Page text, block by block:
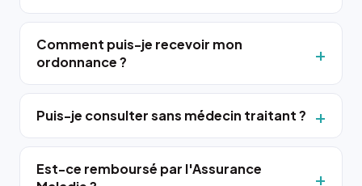
Comment puis-je recevoir mon
ordonnance ?
Puis-je consulter sans médecin traitant ?
Est-ce remboursé par l'Assurance